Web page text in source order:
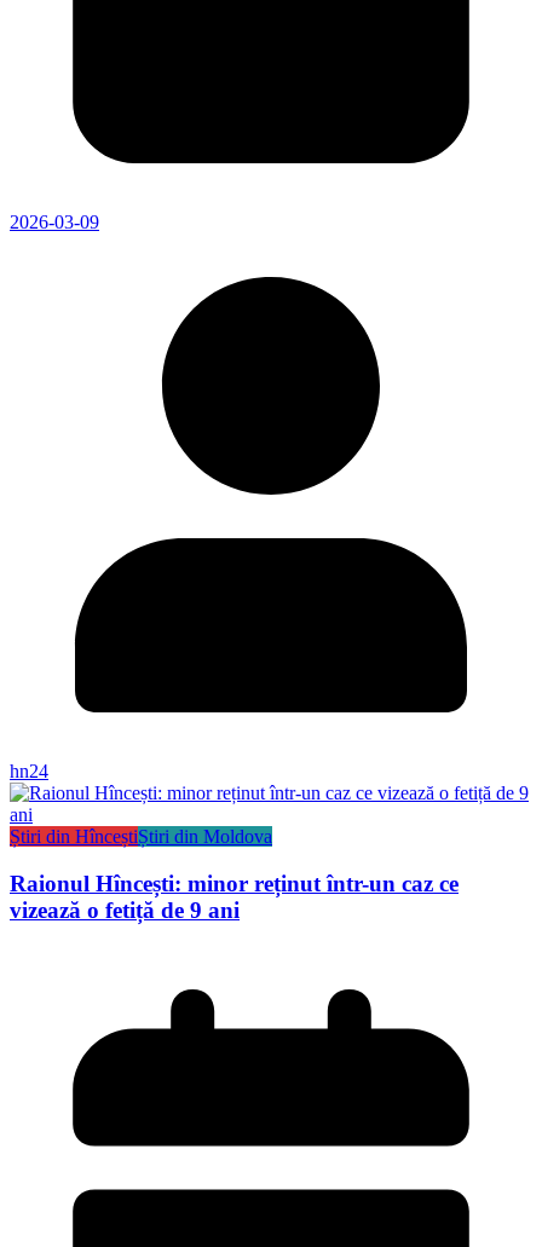
2026-03-09
hn24
Știri din HînceștiȘtiri din Moldova
Raionul Hîncești: minor reținut într-un caz ce
vizează o fetiță de 9 ani